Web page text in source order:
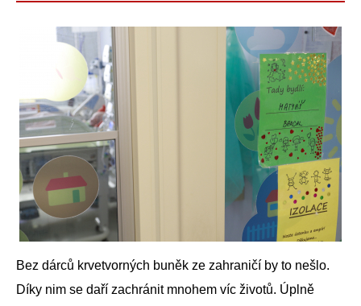
Bez dárců krvetvorných buněk ze zahraničí by to nešlo.
Díky nim se daří zachránit mnohem víc životů. Úplně